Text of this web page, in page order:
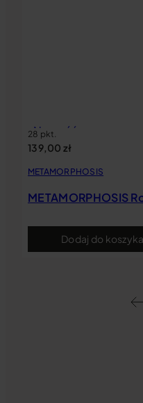
Nowość
28 pkt.
139,00 zł
METAMORPHOSIS
METAMORPHOSIS
Dodaj do koszyka